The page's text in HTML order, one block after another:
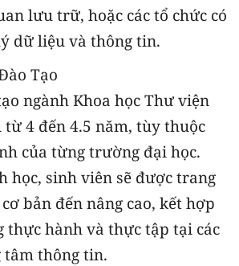
lưu trữ, hoặc các tổ chức có
dữ liệu và thông tin.
Tạo
ngành Khoa học Thư viện
4 đến 4.5 năm, tùy thuộc
của từng trường đại học.
học, sinh viên sẽ được trang
bản đến nâng cao, kết hợp
thực hành và thực tập tại các
thông tin.